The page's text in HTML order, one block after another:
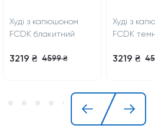
Худі з капюшоном
FCDK блакитний
3219 ₴ 4599 ₴
Худі з
FCDK
3219 ₴